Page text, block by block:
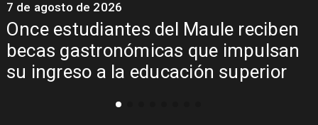
Álvarez-Salamanca lidera la
regional para consolidar el Paso
Pehuenche como alternativa a
7 de agosto de 2026